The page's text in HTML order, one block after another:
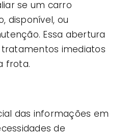
se um carro
disponível, ou
Essa abertura
imediatos
frota.
das informações em
de